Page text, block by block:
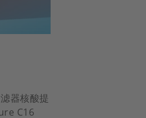
器核酸提
C16